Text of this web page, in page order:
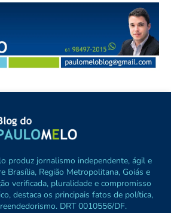
produz jornalismo independente, ágil e
Brasília, Região Metropolitana, Goiás e
verificada, pluralidade e compromisso
destaca os principais fatos de política,
DRT 0010556/DF.